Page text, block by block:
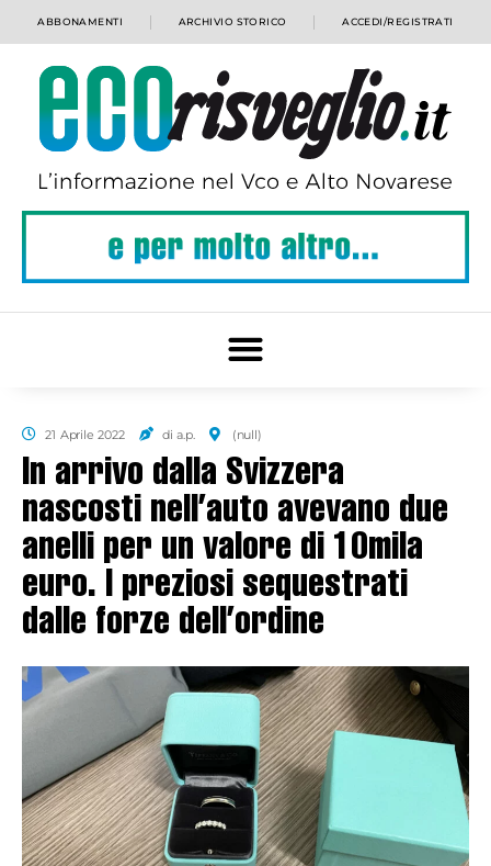
ABBONAMENTI ARCHIVIO STORICO ACCEDI/REGISTRATI
21 Aprile 2022 di a.p. (null)
In arrivo dalla Svizzera
nascosti nell’auto avevano due
anelli per un valore di 10mila
euro. I preziosi sequestrati
dalle forze dell’ordine